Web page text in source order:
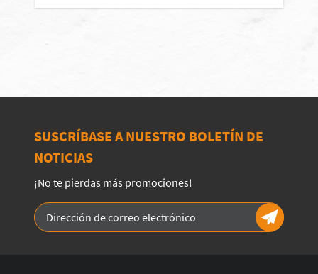
SUSCRÍBASE A NUESTRO BOLETÍN DE
NOTICIAS
¡No te pierdas más promociones!